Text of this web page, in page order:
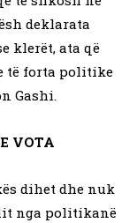
deklarata
klerët, ata që
të forta politike
Gashi.
VOTA
dihet dhe nuk
nga politikanë